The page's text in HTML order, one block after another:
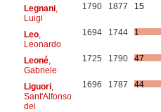
Legnani,
Luigi
1790 1877 15
Leo,
Leonardo
1694 1744 1
Leoné,
Gabriele
1725 1790 47
Liguori,
Sant'Alfonso
dei
1696 1787 44